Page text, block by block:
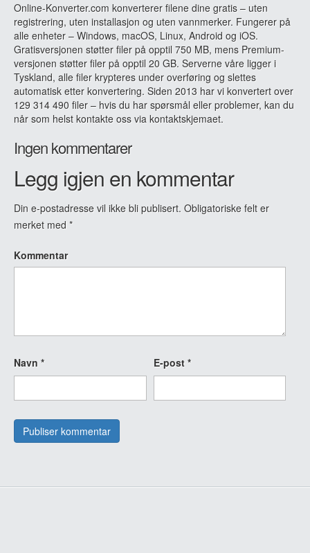
Online-Konverter.com konverterer filene dine gratis – uten
registrering, uten installasjon og uten vannmerker. Fungerer på
alle enheter – Windows, macOS, Linux, Android og iOS.
Gratisversjonen støtter filer på opptil 750 MB, mens Premium-
versjonen støtter filer på opptil 20 GB. Serverne våre ligger i
Tyskland, alle filer krypteres under overføring og slettes
automatisk etter konvertering. Siden 2013 har vi konvertert over
129 314 490 filer – hvis du har spørsmål eller problemer, kan du
når som helst kontakte oss via kontaktskjemaet.
Ingen kommentarer
Legg igjen en kommentar
Din e-postadresse vil ikke bli publisert. Obligatoriske felt er
merket med *
Kommentar
Navn * E-post *